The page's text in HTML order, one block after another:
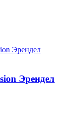
Эрендел